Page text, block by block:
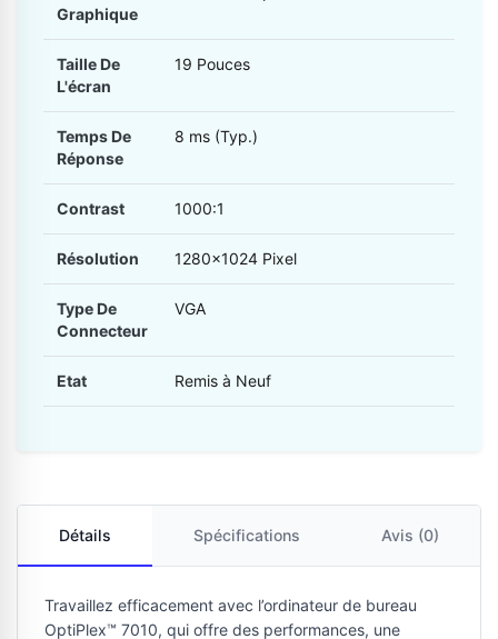
Graphique
Taille De
L'écran
19 Pouces
Temps De
Réponse
8 ms (Typ.)
Contrast 1000:1
Résolution 1280x1024 Pixel
Type De
Connecteur
VGA
Etat Remis à Neuf
Détails Spécifications Avis (0)
Travaillez efficacement avec l’ordinateur de bureau
OptiPlex™ 7010, qui offre des performances, une